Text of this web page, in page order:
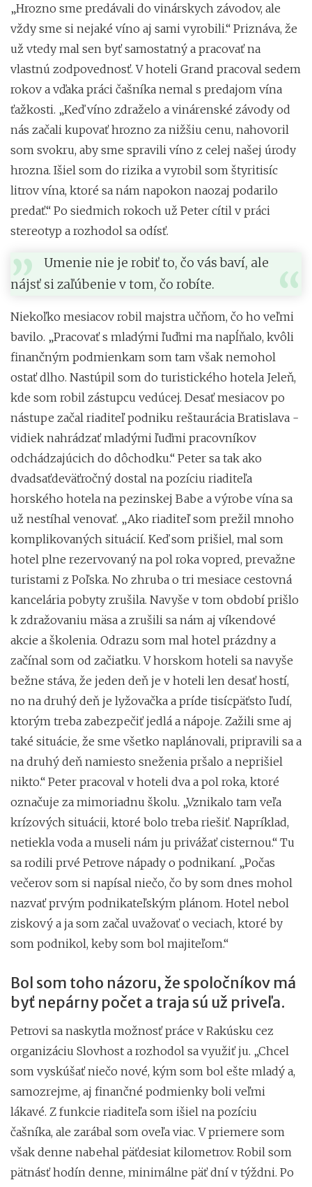
„Hrozno sme predávali do vinárskych závodov, ale
vždy sme si nejaké víno aj sami vyrobili.“ Priznáva, že
už vtedy mal sen byť samostatný a pracovať na
vlastnú zodpovednosť. V hoteli Grand pracoval sedem
rokov a vďaka práci čašníka nemal s predajom vína
ťažkosti. „Keď víno zdraželo a vinárenské závody od
nás začali kupovať hrozno za nižšiu cenu, nahovoril
som svokru, aby sme spravili víno z celej našej úrody
hrozna. Išiel som do rizika a vyrobil som štyritisíc
litrov vína, ktoré sa nám napokon naozaj podarilo
predať.“ Po siedmich rokoch už Peter cítil v práci
stereotyp a rozhodol sa odísť.
Umenie nie je robiť to, čo vás baví, ale
nájsť si zaľúbenie v tom, čo robíte.
Niekoľko mesiacov robil majstra učňom, čo ho veľmi
bavilo. „Pracovať s mladými ľuďmi ma napĺňalo, kvôli
finančným podmienkam som tam však nemohol
ostať dlho. Nastúpil som do turistického hotela Jeleň,
kde som robil zástupcu vedúcej. Desať mesiacov po
nástupe začal riaditeľ podniku reštaurácia Bratislava -
vidiek nahrádzať mladými ľuďmi pracovníkov
odchádzajúcich do dôchodku.“ Peter sa tak ako
dvadsaťdeväťročný dostal na pozíciu riaditeľa
horského hotela na pezinskej Babe a výrobe vína sa
už nestíhal venovať. „Ako riaditeľ som prežil mnoho
komplikovaných situácií. Keď som prišiel, mal som
hotel plne rezervovaný na pol roka vopred, prevažne
turistami z Poľska. No zhruba o tri mesiace cestovná
kancelária pobyty zrušila. Navyše v tom období prišlo
k zdražovaniu mäsa a zrušili sa nám aj víkendové
akcie a školenia. Odrazu som mal hotel prázdny a
začínal som od začiatku. V horskom hoteli sa navyše
bežne stáva, že jeden deň je v hoteli len desať hostí,
no na druhý deň je lyžovačka a príde tisícpäťsto ľudí,
ktorým treba zabezpečiť jedlá a nápoje. Zažili sme aj
také situácie, že sme všetko naplánovali, pripravili sa a
na druhý deň namiesto sneženia pršalo a neprišiel
nikto.“ Peter pracoval v hoteli dva a pol roka, ktoré
označuje za mimoriadnu školu. „Vznikalo tam veľa
krízových situácii, ktoré bolo treba riešiť. Napríklad,
netiekla voda a museli nám ju privážať cisternou.“ Tu
sa rodili prvé Petrove nápady o podnikaní. „Počas
večerov som si napísal niečo, čo by som dnes mohol
nazvať prvým podnikateľským plánom. Hotel nebol
ziskový a ja som začal uvažovať o veciach, ktoré by
som podnikol, keby som bol majiteľom.“
Bol som toho názoru, že spoločníkov má
byť nepárny počet a traja sú už priveľa.
Petrovi sa naskytla možnosť práce v Rakúsku cez
organizáciu Slovhost a rozhodol sa využiť ju. „Chcel
som vyskúšať niečo nové, kým som bol ešte mladý a,
samozrejme, aj finančné podmienky boli veľmi
lákavé. Z funkcie riaditeľa som išiel na pozíciu
čašníka, ale zarábal som oveľa viac. V priemere som
však denne nabehal päťdesiat kilometrov. Robil som
pätnásť hodín denne, minimálne päť dní v týždni. Po